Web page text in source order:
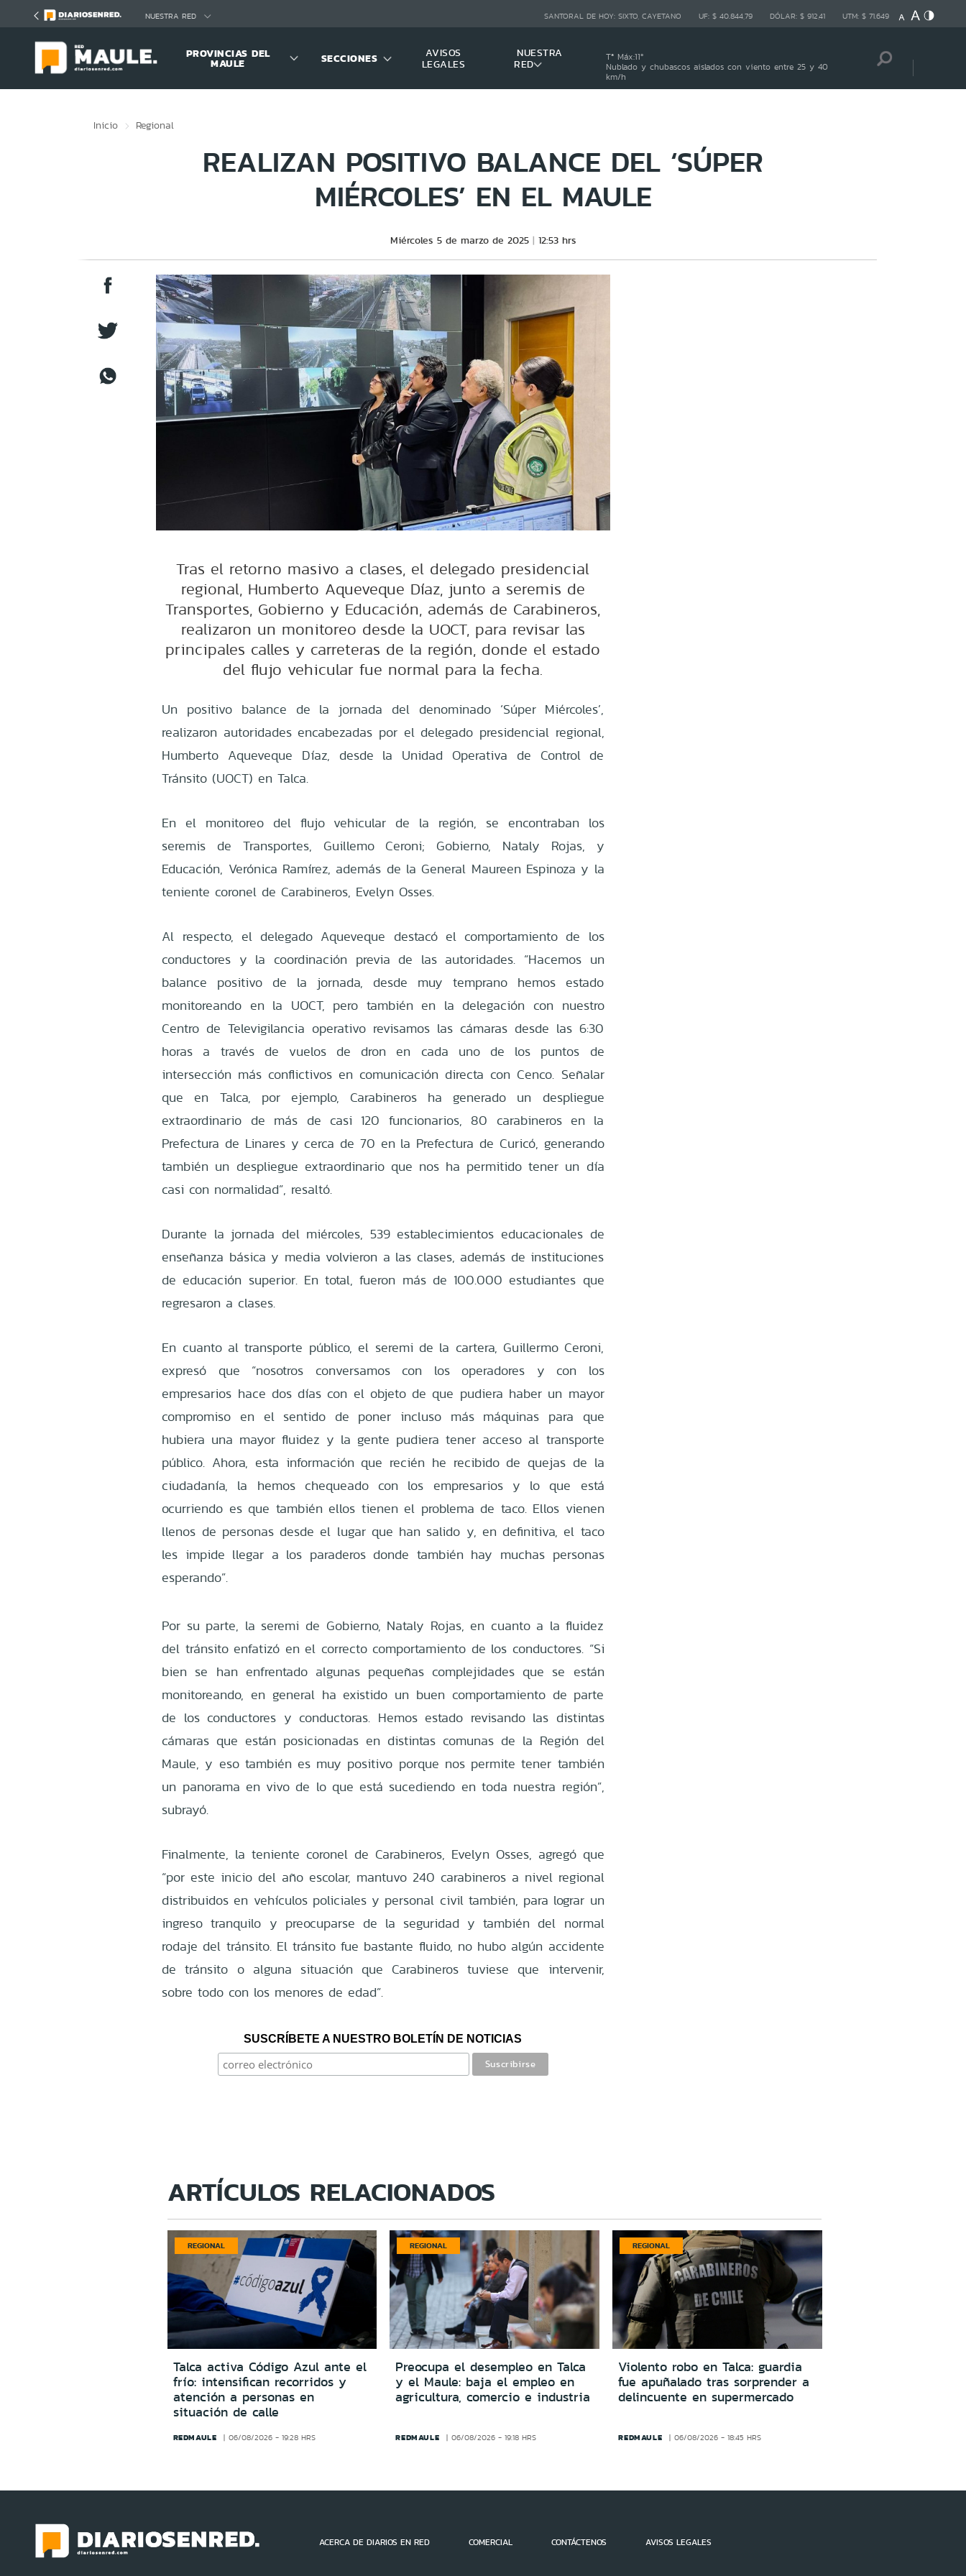
NUESTRA RED SANTORAL DE HOY: SIXTO, CAYETANO UF: $ 40.844,79 DÓLAR: $ 912,41 UTM: $ 71.649
PROVINCIAS DEL
MAULE SECCIONES
AVISOS
LEGALES
NUESTRA
RED
Tª Máx:11º
Nublado y chubascos aislados con viento entre 25 y 40
km/h
Inicio Regional
REALIZAN POSITIVO BALANCE DEL ‘SÚPER
MIÉRCOLES’ EN EL MAULE
Miércoles 5 de marzo de 2025 12:53 hrs
Tras el retorno masivo a clases, el delegado presidencial
regional, Humberto Aqueveque Díaz, junto a seremis de
Transportes, Gobierno y Educación, además de Carabineros,
realizaron un monitoreo desde la UOCT, para revisar las
principales calles y carreteras de la región, donde el estado
del flujo vehicular fue normal para la fecha.
Un positivo balance de la jornada del denominado ‘Súper Miércoles’,
realizaron autoridades encabezadas por el delegado presidencial regional,
Humberto Aqueveque Díaz, desde la Unidad Operativa de Control de
Tránsito (UOCT) en Talca.
En el monitoreo del flujo vehicular de la región, se encontraban los
seremis de Transportes, Guillemo Ceroni; Gobierno, Nataly Rojas, y
Educación, Verónica Ramírez, además de la General Maureen Espinoza y la
teniente coronel de Carabineros, Evelyn Osses.
Al respecto, el delegado Aqueveque destacó el comportamiento de los
conductores y la coordinación previa de las autoridades. “Hacemos un
balance positivo de la jornada, desde muy temprano hemos estado
monitoreando en la UOCT, pero también en la delegación con nuestro
Centro de Televigilancia operativo revisamos las cámaras desde las 6:30
horas a través de vuelos de dron en cada uno de los puntos de
intersección más conflictivos en comunicación directa con Cenco. Señalar
que en Talca, por ejemplo, Carabineros ha generado un despliegue
extraordinario de más de casi 120 funcionarios, 80 carabineros en la
Prefectura de Linares y cerca de 70 en la Prefectura de Curicó, generando
también un despliegue extraordinario que nos ha permitido tener un día
casi con normalidad”, resaltó.
Durante la jornada del miércoles, 539 establecimientos educacionales de
enseñanza básica y media volvieron a las clases, además de instituciones
de educación superior. En total, fueron más de 100.000 estudiantes que
regresaron a clases.
En cuanto al transporte público, el seremi de la cartera, Guillermo Ceroni,
expresó que “nosotros conversamos con los operadores y con los
empresarios hace dos días con el objeto de que pudiera haber un mayor
compromiso en el sentido de poner incluso más máquinas para que
hubiera una mayor fluidez y la gente pudiera tener acceso al transporte
público. Ahora, esta información que recién he recibido de quejas de la
ciudadanía, la hemos chequeado con los empresarios y lo que está
ocurriendo es que también ellos tienen el problema de taco. Ellos vienen
llenos de personas desde el lugar que han salido y, en definitiva, el taco
les impide llegar a los paraderos donde también hay muchas personas
esperando”.
Por su parte, la seremi de Gobierno, Nataly Rojas, en cuanto a la fluidez
del tránsito enfatizó en el correcto comportamiento de los conductores. “Si
bien se han enfrentado algunas pequeñas complejidades que se están
monitoreando, en general ha existido un buen comportamiento de parte
de los conductores y conductoras. Hemos estado revisando las distintas
cámaras que están posicionadas en distintas comunas de la Región del
Maule, y eso también es muy positivo porque nos permite tener también
un panorama en vivo de lo que está sucediendo en toda nuestra región”,
subrayó.
Finalmente, la teniente coronel de Carabineros, Evelyn Osses, agregó que
“por este inicio del año escolar, mantuvo 240 carabineros a nivel regional
distribuidos en vehículos policiales y personal civil también, para lograr un
ingreso tranquilo y preocuparse de la seguridad y también del normal
rodaje del tránsito. El tránsito fue bastante fluido, no hubo algún accidente
de tránsito o alguna situación que Carabineros tuviese que intervenir,
sobre todo con los menores de edad”.
SUSCRÍBETE A NUESTRO BOLETÍN DE NOTICIAS
ARTÍCULOS RELACIONADOS
REGIONAL
Talca activa Código Azul ante el
frío: intensifican recorridos y
atención a personas en
situación de calle
REDMAULE 06/08/2026 - 19:28 HRS
REGIONAL
Preocupa el desempleo en Talca
y el Maule: baja el empleo en
agricultura, comercio e industria
REDMAULE 06/08/2026 - 19:18 HRS
REGIONAL
Violento robo en Talca: guardia
fue apuñalado tras sorprender a
delincuente en supermercado
REDMAULE 06/08/2026 - 18:45 HRS
ACERCA DE DIARIOS EN RED COMERCIAL CONTÁCTENOS AVISOS LEGALES